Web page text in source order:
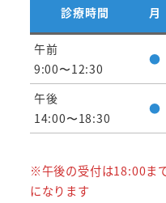
診療時間 月
午前
9:00〜12:30
●
午後
14:00〜18:30
●
※午後の受付は18:00ま
になります